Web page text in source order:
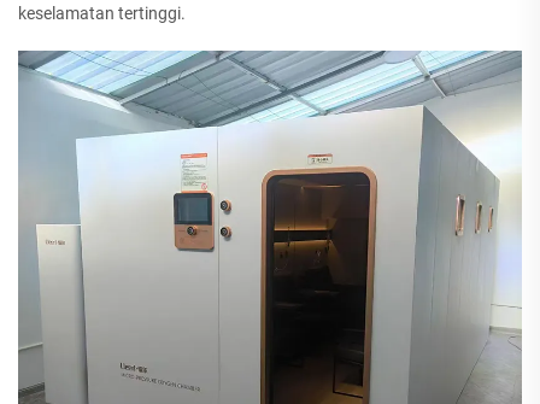
keselamatan tertinggi.